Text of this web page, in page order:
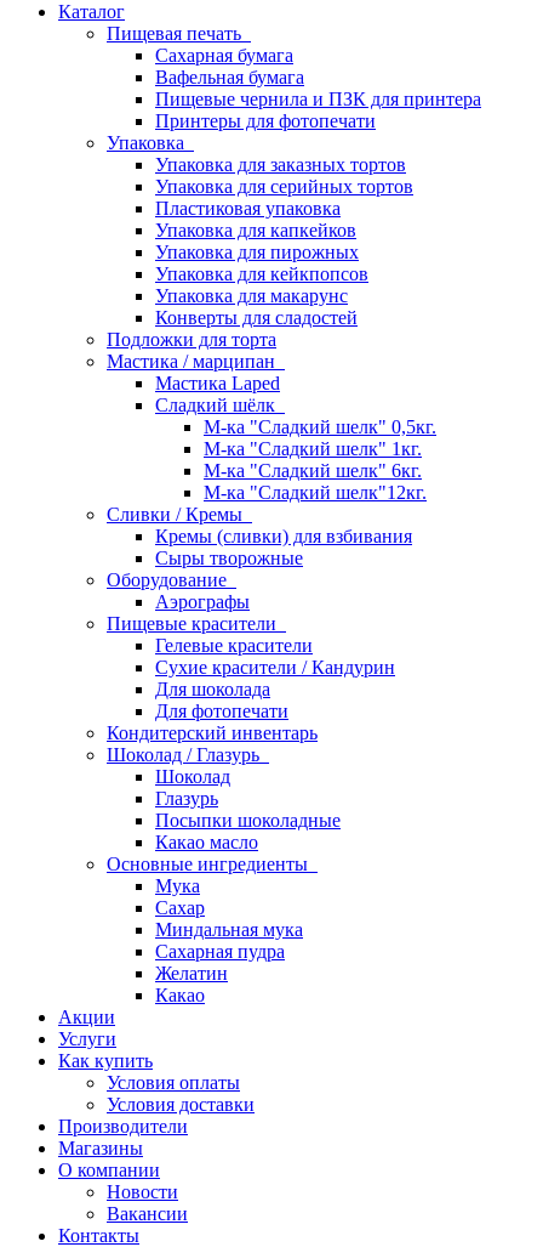
Каталог
Пищевая печать
Сахарная бумага
Вафельная бумага
Пищевые чернила и ПЗК для принтера
Принтеры для фотопечати
Упаковка
Упаковка для заказных тортов
Упаковка для серийных тортов
Пластиковая упаковка
Упаковка для капкейков
Упаковка для пирожных
Упаковка для кейкпопсов
Упаковка для макарунс
Конверты для сладостей
Подложки для торта
Мастика / марципан
Мастика Laped
Сладкий шёлк
М-ка "Сладкий шелк" 0,5кг.
М-ка "Сладкий шелк" 1кг.
М-ка "Сладкий шелк" 6кг.
М-ка "Сладкий шелк"12кг.
Сливки / Кремы
Кремы (сливки) для взбивания
Сыры творожные
Оборудование
Аэрографы
Пищевые красители
Гелевые красители
Сухие красители / Кандурин
Для шоколада
Для фотопечати
Кондитерский инвентарь
Шоколад / Глазурь
Шоколад
Глазурь
Посыпки шоколадные
Какао масло
Основные ингредиенты
Мука
Сахар
Миндальная мука
Сахарная пудра
Желатин
Какао
Акции
Услуги
Как купить
Условия оплаты
Условия доставки
Производители
Магазины
О компании
Новости
Вакансии
Контакты